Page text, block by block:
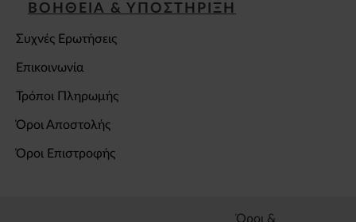
ΒΟΗΘΕΙΑ & ΥΠΟΣΤΗΡΙΞΗ
Συχνές Ερωτήσεις
Επικοινωνία
Τρόποι Πληρωμής
Όροι Αποστολής
Όροι Επιστροφής
Όροι &